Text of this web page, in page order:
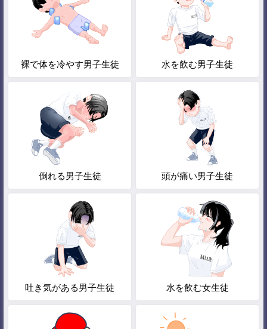
裸で体を冷やす男子生徒 水を飲む男子生徒
倒れる男子生徒 頭が痛い男子生徒
吐き気がある男子生徒 水を飲む女生徒